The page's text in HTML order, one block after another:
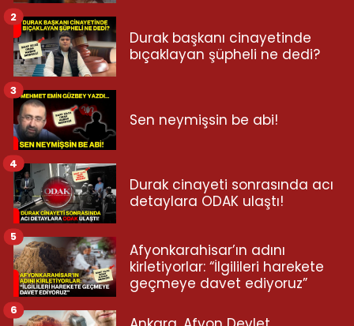
Durak başkanı cinayetinde
bıçaklayan şüpheli ne dedi?
2
Sen neymişsin be abi!
3
Durak cinayeti sonrasında acı
detaylara ODAK ulaştı!
4
Afyonkarahisar’ın adını
kirletiyorlar: “İlgilileri harekete
geçmeye davet ediyoruz”
5
6